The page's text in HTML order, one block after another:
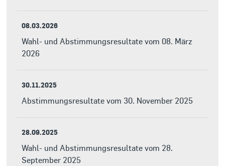
08.03.2026
Wahl- und Abstimmungsresultate vom 08. März
2026
30.11.2025
Abstimmungsresultate vom 30. November 2025
28.09.2025
Wahl- und Abstimmungsresultate vom 28.
September 2025